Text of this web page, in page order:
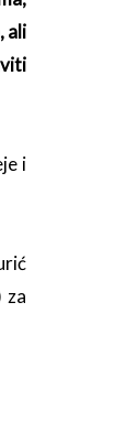
ali
i
za